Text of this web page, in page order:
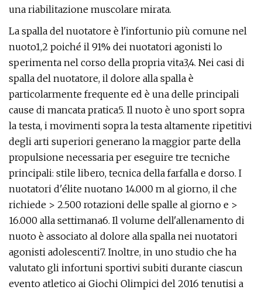
una riabilitazione muscolare mirata.
La spalla del nuotatore è l'infortunio più comune nel
nuoto1,2 poiché il 91% dei nuotatori agonisti lo
sperimenta nel corso della propria vita3,4. Nei casi di
spalla del nuotatore, il dolore alla spalla è
particolarmente frequente ed è una delle principali
cause di mancata pratica5. Il nuoto è uno sport sopra
la testa, i movimenti sopra la testa altamente ripetitivi
degli arti superiori generano la maggior parte della
propulsione necessaria per eseguire tre tecniche
principali: stile libero, tecnica della farfalla e dorso. I
nuotatori d'élite nuotano 14.000 m al giorno, il che
richiede > 2.500 rotazioni delle spalle al giorno e >
16.000 alla settimana6. Il volume dell'allenamento di
nuoto è associato al dolore alla spalla nei nuotatori
agonisti adolescenti7. Inoltre, in uno studio che ha
valutato gli infortuni sportivi subiti durante ciascun
evento atletico ai Giochi Olimpici del 2016 tenutisi a